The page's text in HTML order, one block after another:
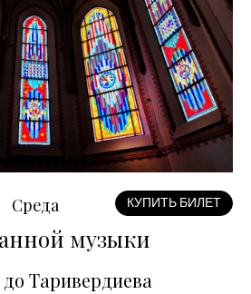
Среда КУПИТЬ БИЛЕТ
музыки
Таривердиева